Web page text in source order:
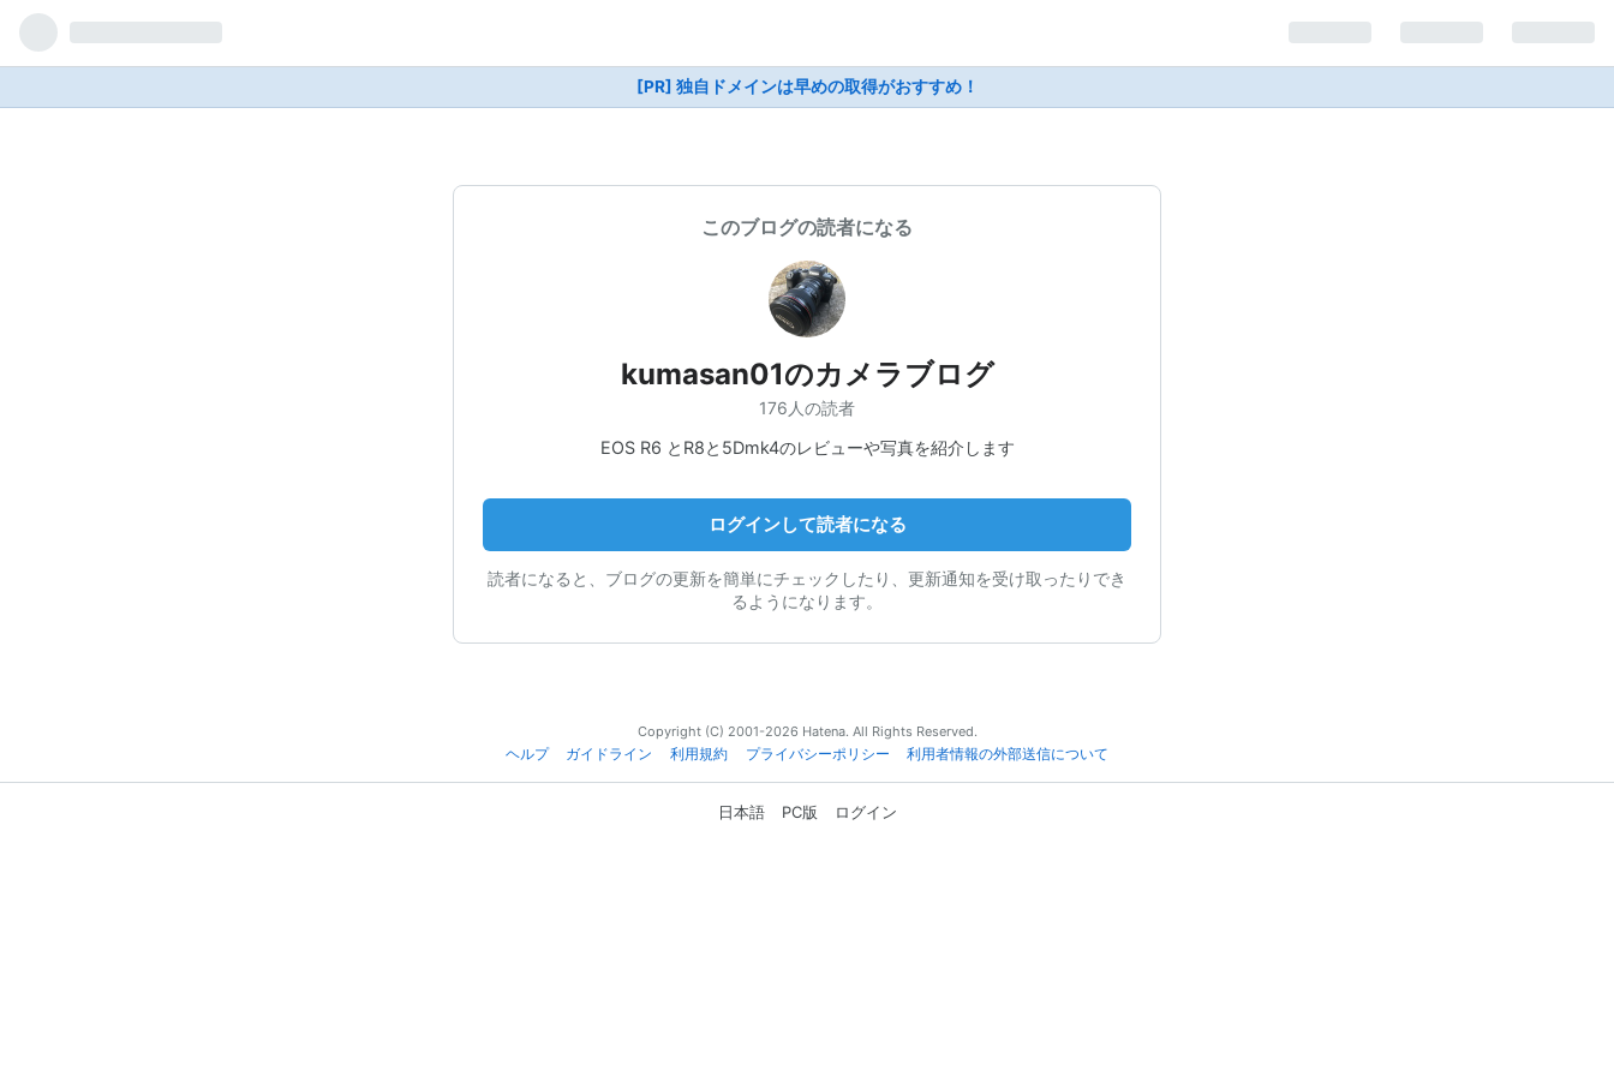
[PR] 独自ドメインは早めの取得がおすすめ！
このブログの読者になる
kumasan01のカメラブログ
176人の読者
EOS R6 とR8と5Dmk4のレビューや写真を紹介します
ログインして読者になる
読者になると、ブログの更新を簡単にチェックしたり、更新通知を受け取ったりでき
るようになります。
Copyright (C) 2001-2026 Hatena. All Rights Reserved.
ヘルプ
ガイドライン 利用規約 プライバシーポリシー 利用者情報の外部送信について
日本語 PC版 ログイン